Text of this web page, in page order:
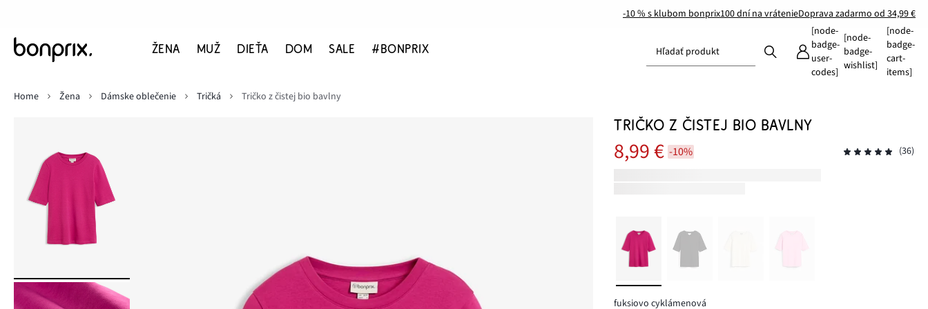
-10 % s klubom bonprix100 dní na vrátenieDoprava zadarmo od 34,99 €
ŽENA MUŽ DIEŤA DOM SALE #BONPRIX Hľadať produkt
[node-
badge-
user-
codes]
[node-
badge-
wishlist]
[node-
badge-
cart-
items]
Home
Žena Dámske oblečenie Tričká Tričko z čistej bio bavlny
TRIČKO Z ČISTEJ BIO BAVLNY
8,99 € -10% (36)
fuksiovo cyklámenová